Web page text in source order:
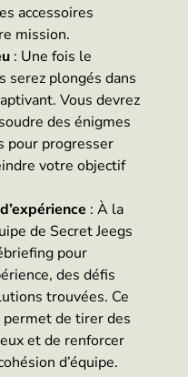
accessoires
mission.
: Une fois le
serez plongés dans
Vous devrez
des énigmes
pour progresser
votre objectif
: À la
de Secret Jeegs
pour
des défis
trouvées. Ce
de tirer des
et de renforcer
d’équipe.